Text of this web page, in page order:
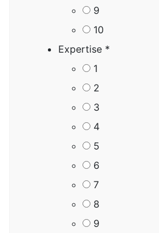
9
10
Expertise *
1
2
3
4
5
6
7
8
9